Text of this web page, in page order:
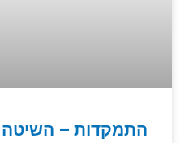
התמקדות – השיטה